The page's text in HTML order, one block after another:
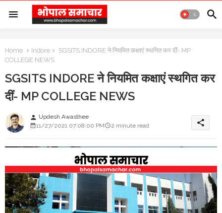
Home Indore
SGSITS INDORE ने नियमित कक्षाएं स्थगित कर दीं- MP
COLLEGE NEWS
SGSITS INDORE ने नियमित कक्षाएं स्थगित कर
दीं- MP COLLEGE NEWS
person Updesh Awasthee
11/27/2021 07:08:00 PM
2 minute read share